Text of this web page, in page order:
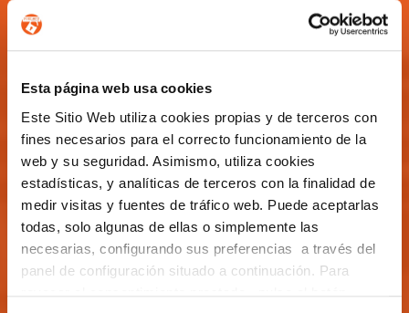
Esta página web usa cookies
Este Sitio Web utiliza cookies propias y de terceros con
fines necesarios para el correcto funcionamiento de la
web y su seguridad. Asimismo, utiliza cookies
estadísticas, y analíticas de terceros con la finalidad de
medir visitas y fuentes de tráfico web. Puede aceptarlas
todas, solo algunas de ellas o simplemente las
necesarias, configurando sus preferencias a través del
panel de configuración situado a continuación. Para